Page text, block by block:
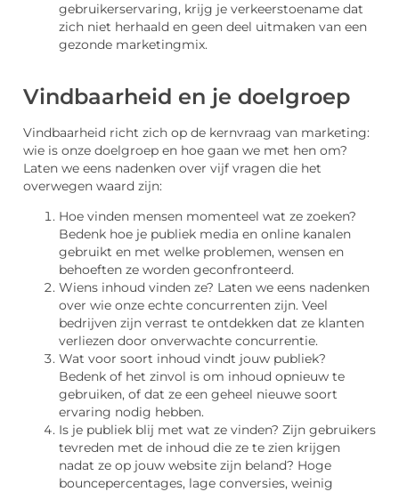
gebruikerservaring, krijg je verkeerstoename dat
zich niet herhaald en geen deel uitmaken van een
gezonde marketingmix.
Vindbaarheid en je doelgroep
Vindbaarheid richt zich op de kernvraag van marketing:
wie is onze doelgroep en hoe gaan we met hen om?
Laten we eens nadenken over vijf vragen die het
overwegen waard zijn:
Hoe vinden mensen momenteel wat ze zoeken?
Bedenk hoe je publiek media en online kanalen
gebruikt en met welke problemen, wensen en
behoeften ze worden geconfronteerd.
Wiens inhoud vinden ze? Laten we eens nadenken
over wie onze echte concurrenten zijn. Veel
bedrijven zijn verrast te ontdekken dat ze klanten
verliezen door onverwachte concurrentie.
Wat voor soort inhoud vindt jouw publiek?
Bedenk of het zinvol is om inhoud opnieuw te
gebruiken, of dat ze een geheel nieuwe soort
ervaring nodig hebben.
Is je publiek blij met wat ze vinden? Zijn gebruikers
tevreden met de inhoud die ze te zien krijgen
nadat ze op jouw website zijn beland? Hoge
bouncepercentages, lage conversies, weinig